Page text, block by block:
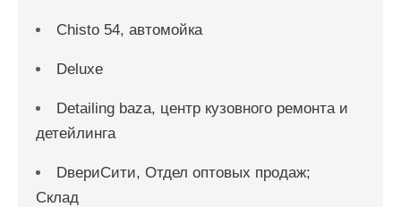
Chisto 54, автомойка
Deluxe
Detailing baza, центр кузовного ремонта и
детейлинга
DвериСити, Отдел оптовых продаж;
Склад